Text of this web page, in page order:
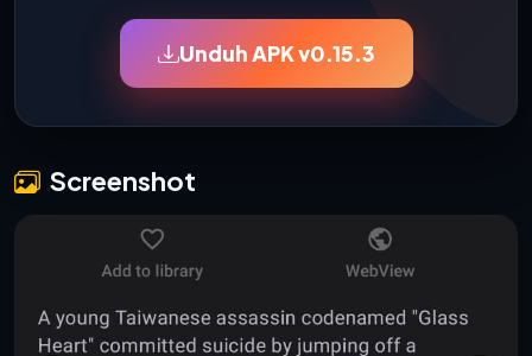
Unduh APK v0.15.3
Screenshot